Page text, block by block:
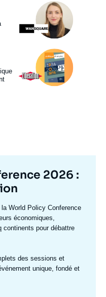
Logo
Image
principale
médiatique
Logo
Image
principale
médiatique
2026 :
World Policy Conference
économiques,
continents pour débattre
des sessions et
unique, fondé et